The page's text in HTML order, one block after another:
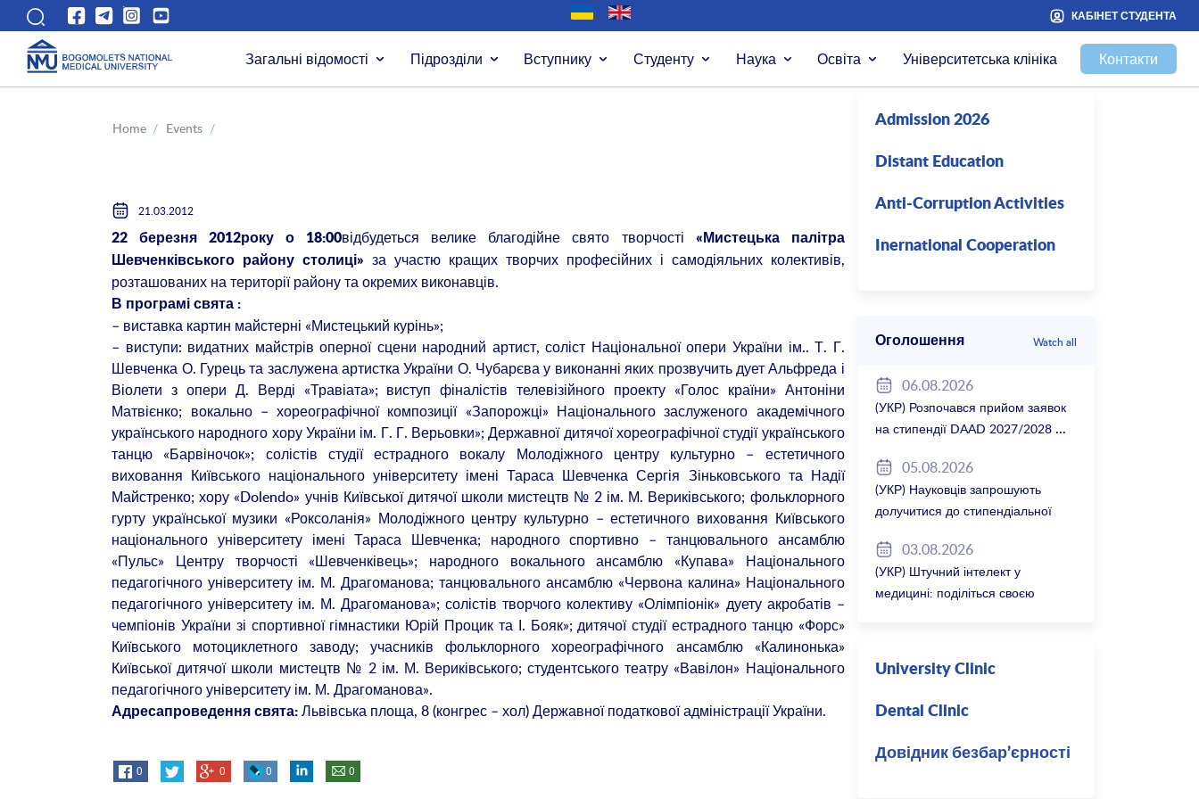
КАБІНЕТ СТУДЕНТА
Загальні відомості Підрозділи Вступнику Студенту Наука Освіта Університетська клініка Контакти
Home / Events /
21.03.2012
22 березня 2012року о 18:00відбудеться велике благодійне свято творчості
«Мистецька палітра
Шевченківського району столиці»
за участю кращих творчих професійних і самодіяльних колективів,
розташованих на території району та окремих виконавців.
В програмі свята :
– виставка картин майстерні «Мистецький курінь»;
– виступи: видатних майстрів оперної сцени народний артист, соліст Національної опери України ім.. Т. Г.
Шевченка О. Гурець та заслужена артистка України О. Чубарєва у виконанні яких прозвучить дует Альфреда і
Віолети з опери Д. Верді «Травіата»; виступ фіналістів телевізійного проекту «Голос країни» Антоніни
Матвієнко; вокально – хореографічної композиції «Запорожці» Національного заслуженого академічного
українського народного хору України ім. Г. Г. Верьовки»; Державної дитячої хореографічної студії українського
танцю «Барвіночок»; солістів студії естрадного вокалу Молодіжного центру культурно – естетичного
виховання Київського національного університету імені Тараса Шевченка Сергія Зіньковського та Надії
Майстренко; хору «Dolendo» учнів Київської дитячої школи мистецтв № 2 ім. М. Вериківського; фольклорного
гурту української музики «Роксоланія» Молодіжного центру культурно – естетичного виховання Київського
національного університету імені Тараса Шевченка; народного спортивно – танцювального ансамблю
«Пульс» Центру творчості «Шевченківець»; народного вокального ансамблю «Купава» Національного
педагогічного університету ім. М. Драгоманова; танцювального ансамблю «Червона калина» Національного
педагогічного університету ім. М. Драгоманова»; солістів творчого колективу «Олімпіонік» дуету акробатів –
чемпіонів України зі спортивної гімнастики Юрій Процик та І. Бояк»; дитячої студії естрадного танцю «Форс»
Київського мотоциклетного заводу; учасників фольклорного хореографічного ансамблю «Калинонька»
Київської дитячої школи мистецтв № 2 ім. М. Вериківського; студентського театру «Вавілон» Національного
педагогічного університету ім. М. Драгоманова».
Адресапроведення свята: Львівська площа, 8 (конгрес – хол) Державної податкової адміністрації України.
0 0 0 0
Admission 2026
Distant Education
Anti-Corruption Activities
Inernational Cooperation
Оголошення Watch all
06.08.2026
(УКР) Розпочався прийом заявок
на стипендії DAAD 2027/2028
05.08.2026
(УКР) Науковців запрошують
долучитися до стипендіальної
Баварія 2027/28
03.08.2026
(УКР) Штучний інтелект у
медицині: поділіться своєю
University Clinic
Dental Clinic
Довідник безбар’єрності